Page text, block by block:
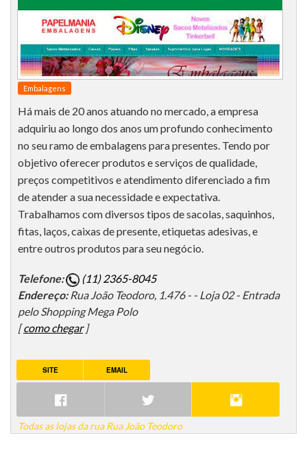
Embalagens
Há mais de 20 anos atuando no mercado, a empresa
adquiriu ao longo dos anos um profundo conhecimento
no seu ramo de embalagens para presentes. Tendo por
objetivo oferecer produtos e serviços de qualidade,
preços competitivos e atendimento diferenciado a fim
de atender a sua necessidade e expectativa.
Trabalhamos com diversos tipos de sacolas, saquinhos,
fitas, laços, caixas de presente, etiquetas adesivas, e
entre outros produtos para seu negócio.
Telefone:
(11) 2365-8045
Endereço: Rua João Teodoro, 1.476 - - Loja 02 - Entrada
pelo Shopping Mega Polo
[como chegar]
SITE EMAIL
Todas as lojas da rua Rua João Teodoro